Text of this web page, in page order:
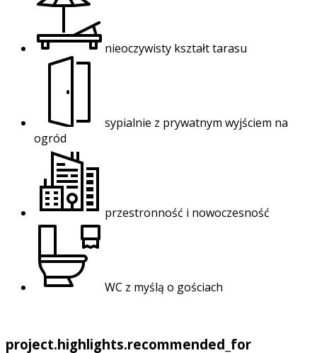
nieoczywisty kształt tarasu
sypialnie z prywatnym wyjściem na
ogród
przestronność i nowoczesność
WC z myślą o gościach
project.highlights.recommended_for